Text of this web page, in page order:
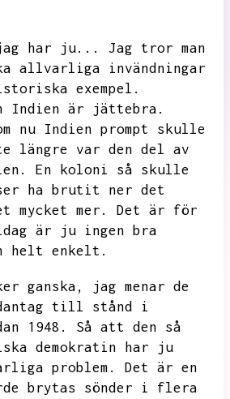
har ju...
Jag tror man
allvarliga invändningar
exempel.
Indien är jättebra.
nu Indien prompt skulle
längre var den del av
En koloni så skulle
ser ha brutit ner det
mycket mer.
Det är för
är ju ingen bra
helt enkelt.
ganska,
jag menar de
till stånd i
1948.
Så att den så
demokratin har ju
problem.
Det är en
brytas sönder i flera